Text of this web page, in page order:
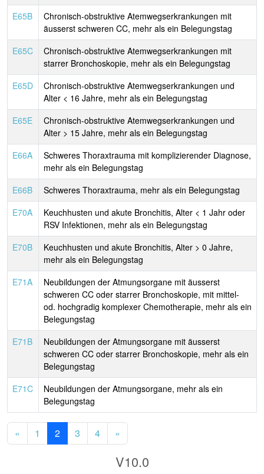
E65B
Chronisch-obstruktive Atemwegserkrankungen mit
äusserst schweren CC, mehr als ein Belegungstag
E65C
Chronisch-obstruktive Atemwegserkrankungen mit
starrer Bronchoskopie, mehr als ein Belegungstag
E65D
Chronisch-obstruktive Atemwegserkrankungen und
Alter < 16 Jahre, mehr als ein Belegungstag
E65E
Chronisch-obstruktive Atemwegserkrankungen und
Alter > 15 Jahre, mehr als ein Belegungstag
E66A
Schweres Thoraxtrauma mit komplizierender Diagnose,
mehr als ein Belegungstag
E66B
Schweres Thoraxtrauma, mehr als ein Belegungstag
E70A
Keuchhusten und akute Bronchitis, Alter < 1 Jahr oder
RSV Infektionen, mehr als ein Belegungstag
E70B
Keuchhusten und akute Bronchitis, Alter > 0 Jahre,
mehr als ein Belegungstag
E71A
Neubildungen der Atmungsorgane mit äusserst
schweren CC oder starrer Bronchoskopie, mit mittel-
od. hochgradig komplexer Chemotherapie, mehr als ein
Belegungstag
E71B
Neubildungen der Atmungsorgane mit äusserst
schweren CC oder starrer Bronchoskopie, mehr als ein
Belegungstag
E71C
Neubildungen der Atmungsorgane, mehr als ein
Belegungstag
« 1 2 3 4 »
V10.0